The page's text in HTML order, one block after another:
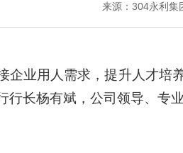
来源：304永利集
企业用人需求，提升人才培
长杨有斌，公司领导、专